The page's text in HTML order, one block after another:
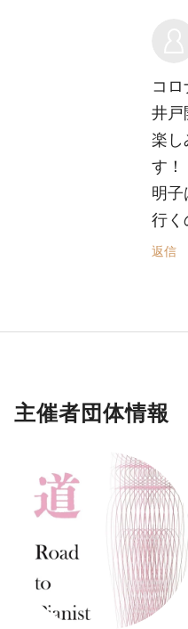
コ
井戸
楽し
す！
明子
行く
返信
主催者団体情報